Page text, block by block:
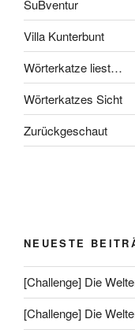
SuBventur
Villa Kunterbunt
Wörterkatze liest…
Wörterkatzes Sicht
Zurückgeschaut
NEUESTE
[Challenge] Die
[Challenge] Die